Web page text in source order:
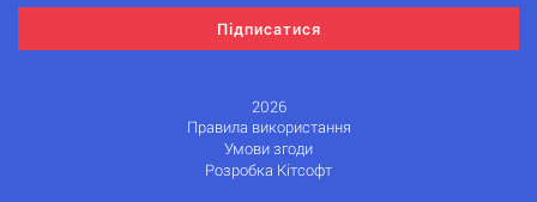
Підписатися
2026
Правила використання
Умови згоди
Розробка Кітсофт